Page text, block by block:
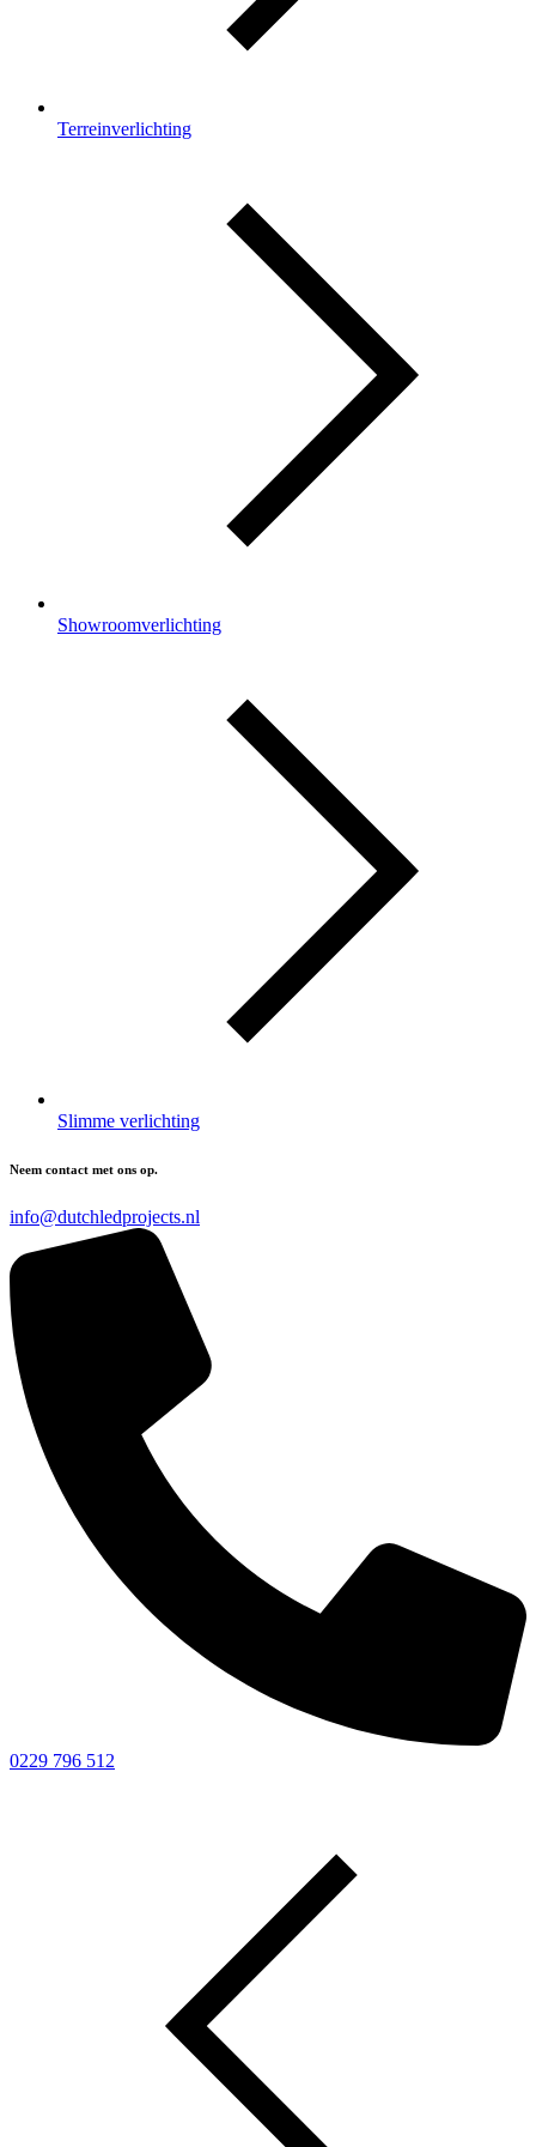
Terreinverlichting
Showroomverlichting
Slimme verlichting
Neem contact met ons op.
info@dutchledprojects.nl
0229 796 512